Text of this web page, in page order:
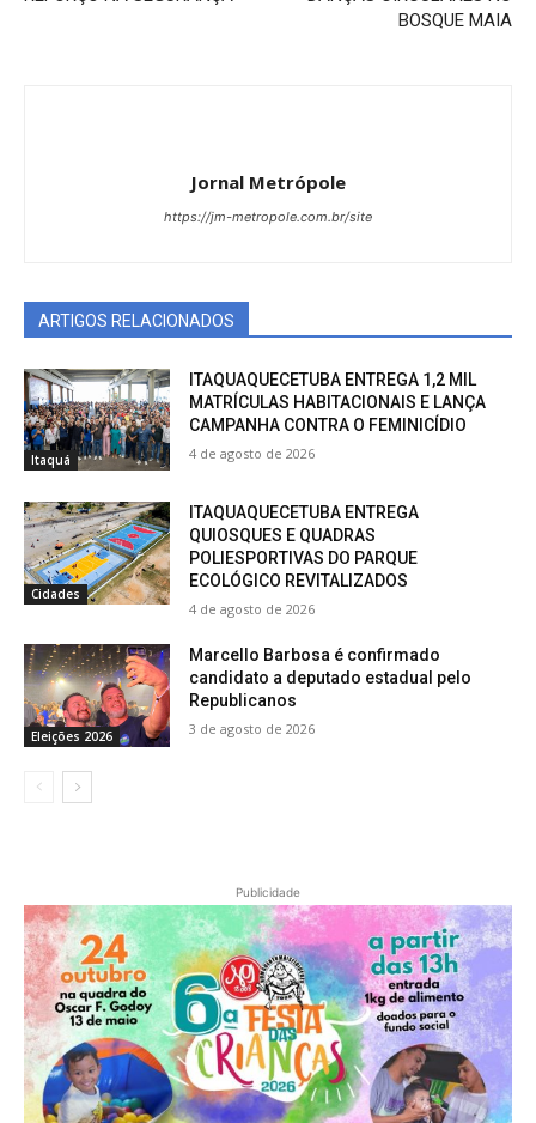
BOSQUE MAIA
Jornal Metrópole
https://jm-metropole.com.br/site
ARTIGOS RELACIONADOS
Itaquá
ITAQUAQUECETUBA ENTREGA 1,2 MIL
MATRÍCULAS HABITACIONAIS E LANÇA
CAMPANHA CONTRA O FEMINICÍDIO
4 de agosto de 2026
Cidades
ITAQUAQUECETUBA ENTREGA
QUIOSQUES E QUADRAS
POLIESPORTIVAS DO PARQUE
ECOLÓGICO REVITALIZADOS
4 de agosto de 2026
Eleições 2026
Marcello Barbosa é confirmado
candidato a deputado estadual pelo
Republicanos
3 de agosto de 2026
Publicidade